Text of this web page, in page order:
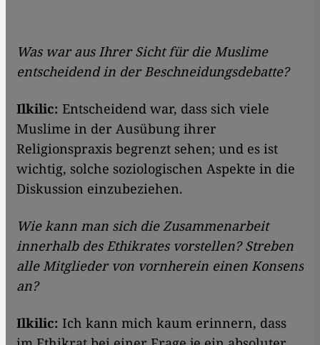
Was war aus Ihrer Sicht für die Muslime
entscheidend in der Beschneidungsdebatte?
Ilkilic: Entscheidend war, dass sich viele
Muslime in der Ausübung ihrer
Religionspraxis begrenzt sehen; und es ist
wichtig, solche soziologischen Aspekte in die
Diskussion einzubeziehen.
Wie kann man sich die Zusammenarbeit
innerhalb des Ethikrates vorstellen? Streben
alle Mitglieder von vornherein einen Konsens
an?
Ilkilic: Ich kann mich kaum erinnern, dass